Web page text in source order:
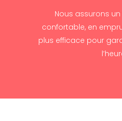
Nous assurons
confortable, en
plus efficace pour